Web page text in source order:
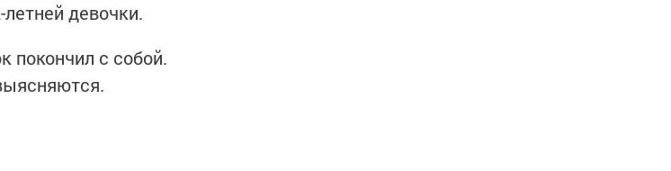
девочки.
покончил с собой.